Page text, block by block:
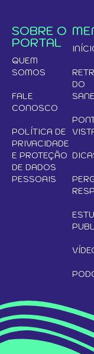
SOBRE O
PORTAL
QUEM
SOMOS
FALE
CONOSCO
POLÍTICA DE
PRIVACIDADE
E PROTEÇÃO
DE DADOS
PESSOAIS
DO